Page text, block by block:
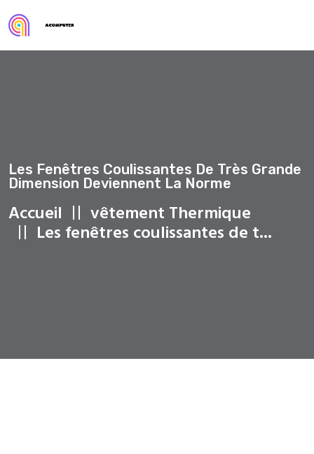
Les Fenêtres Coulissantes De Très Grande
Dimension Deviennent La Norme
Accueil vêtement Thermique
Les fenêtres coulissantes de t...